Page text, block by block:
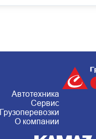
Автотехника
Сервис
Грузоперевозки
О компании